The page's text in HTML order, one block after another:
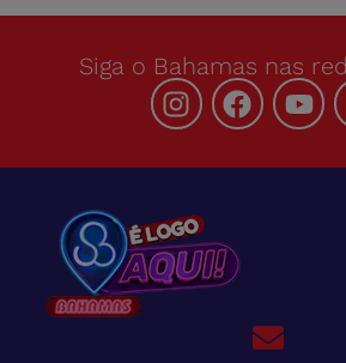
Siga o Bahamas nas